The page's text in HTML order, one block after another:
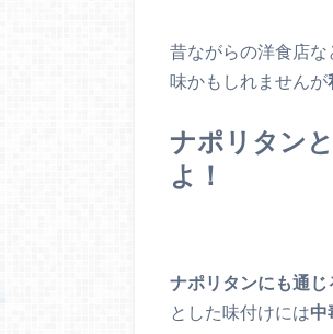
昔ながらの洋食店な
味かもしれませんが
ナポリタン
よ！
ナポリタンにも通
とした味付けには中